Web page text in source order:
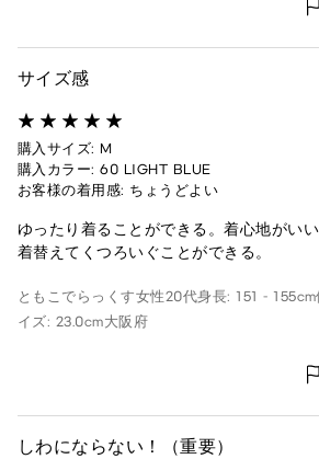
サイズ感
購入サイズ: M
購入カラー: 60 LIGHT BLUE
お客様の着用感: ちょうどよい
ゆったり着ることができる。着心地がい
着替えてくつろいぐことができる。
ともこでらっくす女性20代身長: 151 - 155cm
イズ: 23.0cm大阪府
しわにならない！（重要）